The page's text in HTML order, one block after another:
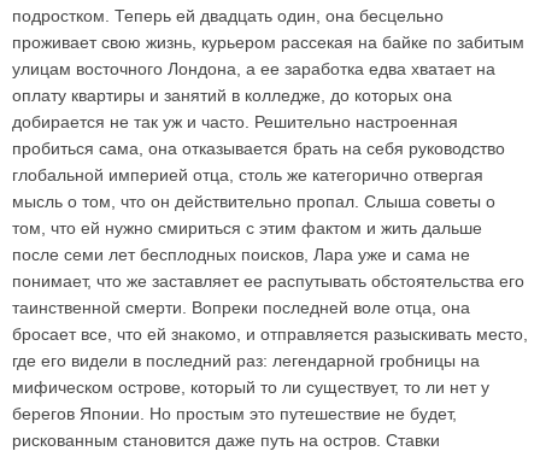
подростком. Теперь ей двадцать один, она бесцельно
проживает свою жизнь, курьером рассекая на байке по забитым
улицам восточного Лондона, а ее заработка едва хватает на
оплату квартиры и занятий в колледже, до которых она
добирается не так уж и часто. Решительно настроенная
пробиться сама, она отказывается брать на себя руководство
глобальной империей отца, столь же категорично отвергая
мысль о том, что он действительно пропал. Слыша советы о
том, что ей нужно смириться с этим фактом и жить дальше
после семи лет бесплодных поисков, Лара уже и сама не
понимает, что же заставляет ее распутывать обстоятельства его
таинственной смерти. Вопреки последней воле отца, она
бросает все, что ей знакомо, и отправляется разыскивать место,
где его видели в последний раз: легендарной гробницы на
мифическом острове, который то ли существует, то ли нет у
берегов Японии. Но простым это путешествие не будет,
рискованным становится даже путь на остров. Ставки